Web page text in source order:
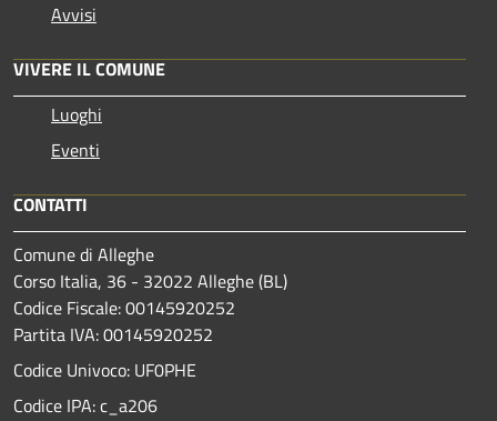
Avvisi
VIVERE IL COMUNE
Luoghi
Eventi
CONTATTI
Comune di Alleghe
Corso Italia, 36 - 32022 Alleghe (BL)
Codice Fiscale: 00145920252
Partita IVA: 00145920252
Codice Univoco: UF0PHE
Codice IPA: c_a206